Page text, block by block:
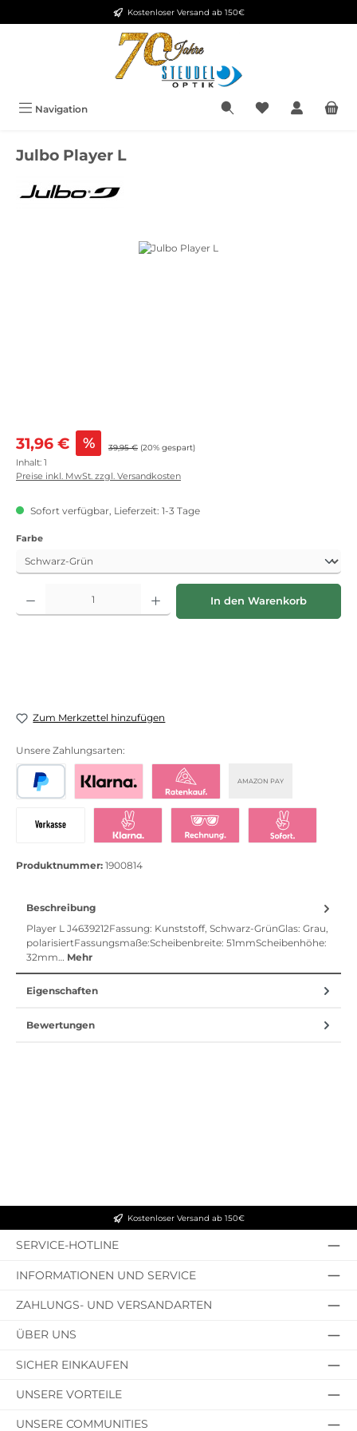
Zum Hauptinhalt springenKostenloser Versand ab 150€
Navigation
Julbo Player L
Bildergalerie überspringen
Verkaufspreis:
31,96 € % Regulärer Preis:
39,95 € (20% gespart)
Inhalt: 1
Preise inkl. MwSt. zzgl. Versandkosten
Sofort verfügbar, Lieferzeit: 1-3 Tage
Farbeauswählen
Produkt Anzahl: Gib den gewünschten Wert ein oder benutze die
In den Warenkorb
Zum Merkzettel hinzufügen
Unsere Zahlungsarten:
AMAZON PAY
Produktnummer: 1900814
Beschreibung
Player L J4639212Fassung: Kunststoff, Schwarz-GrünGlas: Grau,
polarisiertFassungsmaße:Scheibenbreite: 51mmScheibenhöhe:
32mm… Mehr
Eigenschaften
Bewertungen
Kostenloser Versand ab 150€
SERVICE-HOTLINE
INFORMATIONEN UND SERVICE
ZAHLUNGS- UND VERSANDARTEN
ÜBER UNS
SICHER EINKAUFEN
UNSERE VORTEILE
UNSERE COMMUNITIES